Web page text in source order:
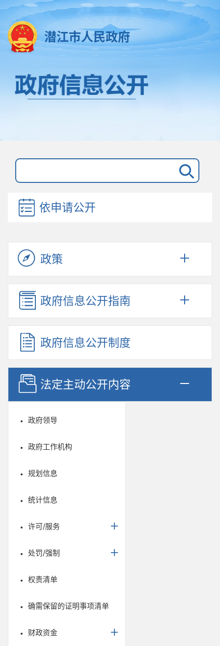
潜江市人民政府
依申请公开
政策
政府信息公开指南
政府信息公开制度
法定主动公开内容
政府领导
政府工作机构
规划信息
统计信息
许可/服务
处罚/强制
权责清单
确需保留的证明事项清单
财政资金